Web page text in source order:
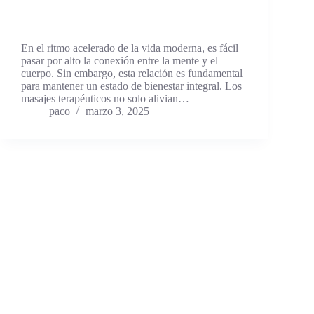
En el ritmo acelerado de la vida moderna, es fácil
pasar por alto la conexión entre la mente y el
cuerpo. Sin embargo, esta relación es fundamental
para mantener un estado de bienestar integral. Los
masajes terapéuticos no solo alivian…
paco
marzo 3, 2025